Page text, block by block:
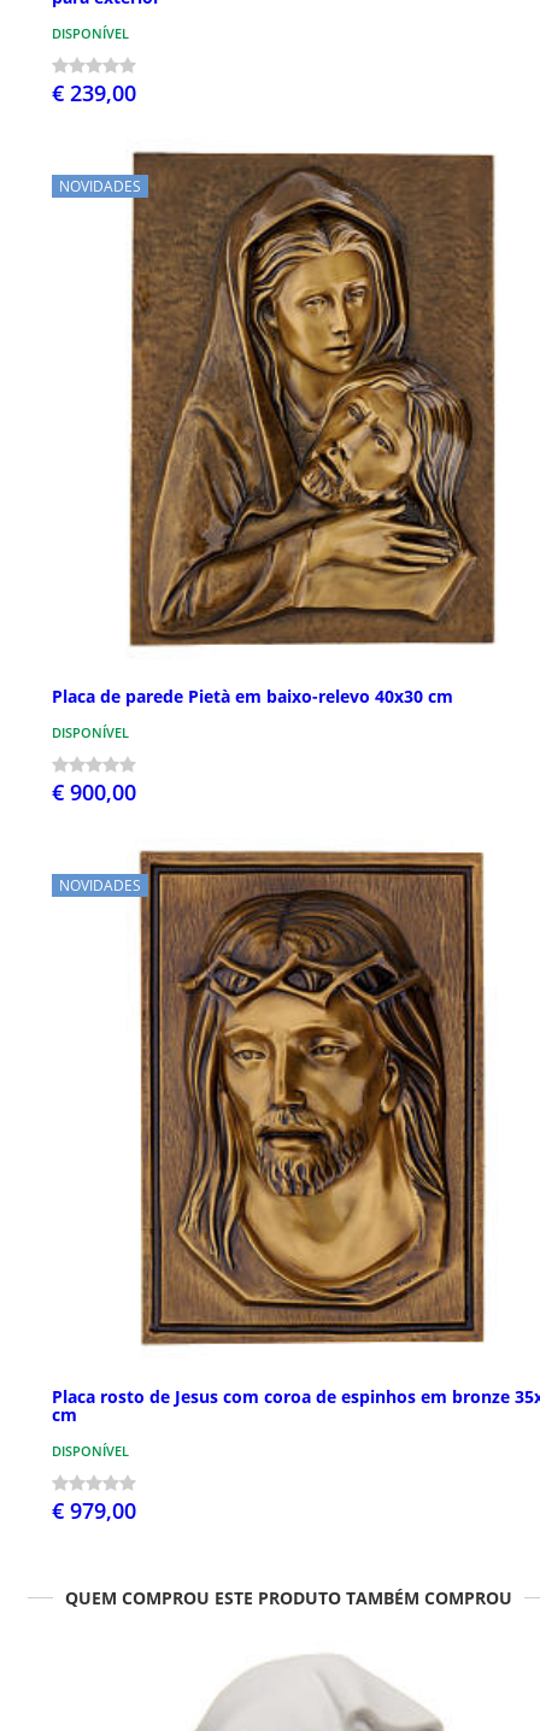
DISPONÍVEL
€ 239,00
NOVIDADES
Placa de parede Pietà em baixo-relevo 40x30 cm
DISPONÍVEL
€ 900,00
NOVIDADES
Placa rosto de Jesus com coroa de espinhos em bronze
cm
DISPONÍVEL
€ 979,00
QUEM COMPROU ESTE PRODUTO TAMBÉM COMPROU